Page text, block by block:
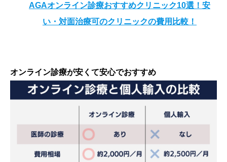
AGAオンライン診療おすすめクリニック10選！安
い・対面治療可のクリニックの費用比較！
オンライン診療が安くて安心でおすすめ